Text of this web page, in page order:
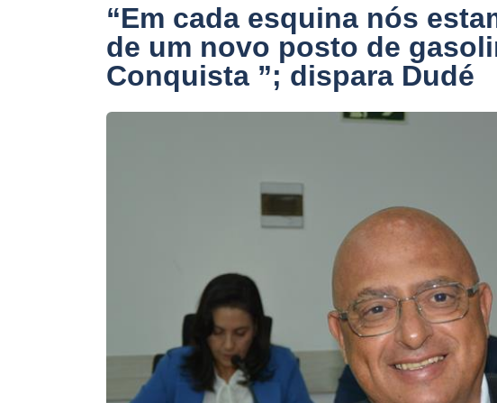
“Em cada esquina nós
de um novo posto de
Conquista ”; dispara Dudé